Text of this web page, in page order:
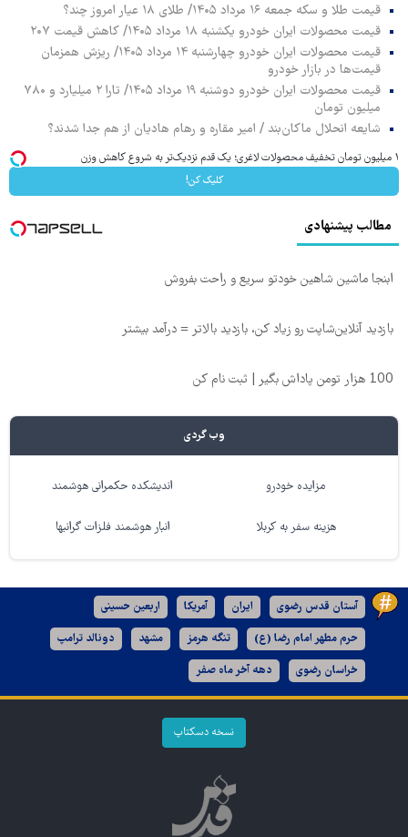
قیمت طلا و سکه جمعه ۱۶ مرداد ۱۴۰۵/ طلای ۱۸ عیار امروز چند؟
قیمت محصولات ایران خودرو یکشنبه ۱۸ مرداد ۱۴۰۵/ کاهش قیمت ۲۰۷
قیمت محصولات ایران خودرو چهارشنبه ۱۴ مرداد ۱۴۰۵/ ریزش همزمان
قیمت‌ها در بازار خودرو
قیمت محصولات ایران خودرو دوشنبه ۱۹ مرداد ۱۴۰۵/ تارا ۲ میلیارد و ۷۸۰
میلیون تومان
شایعه انحلال ماکان‌بند / امیر مقاره و رهام هادیان از هم جدا شدند؟
۱ میلیون تومان تخفیف محصولات لاغری؛ یک قدم نزدیک‌تر به شروع کاهش وزن
کلیک کن!
مطالب پیشنهادی
ابنجا ماشین شاهین خودتو سریع و راحت بفروش
بازدید آنلاین‌شاپت رو زیاد کن، بازدید بالاتر = درآمد بیشتر
100 هزار تومن پاداش بگیر | ثبت نام کن
وب گردی
مزایده خودرو اندیشکده حکمرانی هوشمند
هزینه سفر به کربلا انبار هوشمند فلزات گرانبها
آستان قدس رضوی ایران آمریکا اربعین حسینی
حرم مطهر امام رضا (ع) تنگه هرمز مشهد دونالد ترامپ
خراسان رضوی دهه آخر ماه صفر
نسخه دسکتاپ